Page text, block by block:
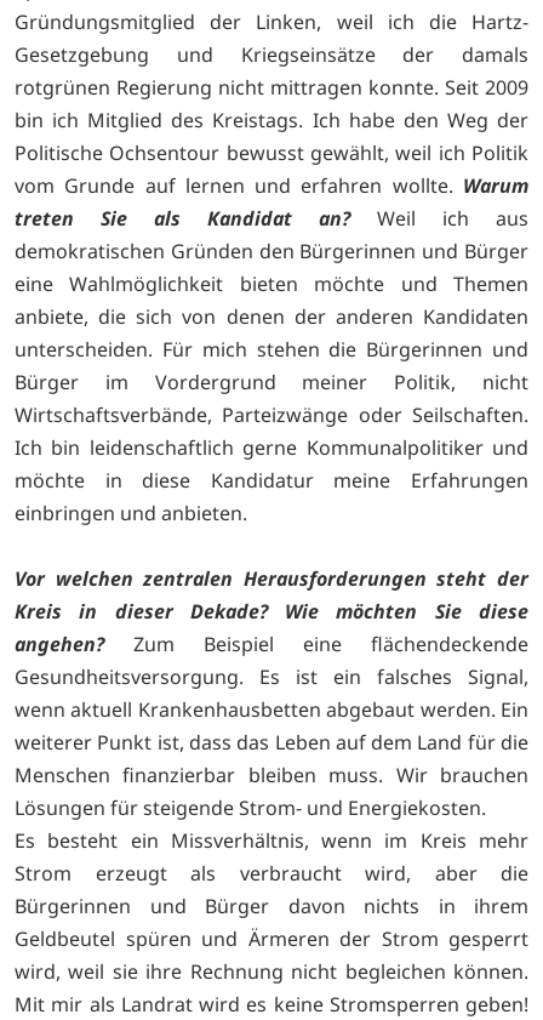
Gründungsmitglied der Linken, weil ich die Hartz-
Gesetzgebung und Kriegseinsätze der damals
rotgrünen Regierung nicht mittragen konnte. Seit 2009
bin ich Mitglied des Kreistags. Ich habe den Weg der
Politische Ochsentour bewusst gewählt, weil ich Politik
vom Grunde auf lernen und erfahren wollte. Warum
treten Sie als Kandidat an? Weil ich aus
demokratischen Gründen den Bürgerinnen und Bürger
eine Wahlmöglichkeit bieten möchte und Themen
anbiete, die sich von denen der anderen Kandidaten
unterscheiden. Für mich stehen die Bürgerinnen und
Bürger im Vordergrund meiner Politik, nicht
Wirtschaftsverbände, Parteizwänge oder Seilschaften.
Ich bin leidenschaftlich gerne Kommunalpolitiker und
möchte in diese Kandidatur meine Erfahrungen
einbringen und anbieten.
Vor welchen zentralen Herausforderungen steht der
Kreis in dieser Dekade? Wie möchten Sie diese
angehen?Zum Beispiel eine flächendeckende
Gesundheitsversorgung. Es ist ein falsches Signal,
wenn aktuell Krankenhausbetten abgebaut werden. Ein
weiterer Punkt ist, dass das Leben auf dem Land für die
Menschen finanzierbar bleiben muss. Wir brauchen
Lösungen für steigende Strom- und Energiekosten.
Es besteht ein Missverhältnis, wenn im Kreis mehr
Strom erzeugt als verbraucht wird, aber die
Bürgerinnen und Bürger davon nichts in ihrem
Geldbeutel spüren und Ärmeren der Strom gesperrt
wird, weil sie ihre Rechnung nicht begleichen können.
Mit mir als Landrat wird es keine Stromsperren geben!